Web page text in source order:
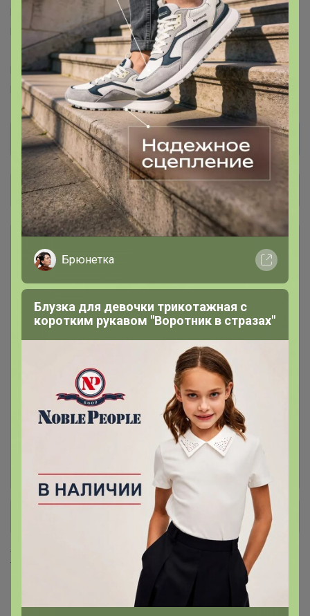
Общий каталог
Скидки 78
Часы интерьерные
Детские часы
+ Ещё 46 каталогов
Luminarc™ ONLITOP™
YUGANA™
PROGRESS™
Sangh Micio™ ZABIAKA™
TEXTURA™
ZAIN™
PUMA™ Adidas™ Centrum™ L-CRAFT™
Masta™
FABRETTI™ Leo Ventoni™
Puzzle™
Puzzle Time™
Collorista™
Хиты продаж
Брюнетка
Блузка для девочки трикотажная с
коротким рукавом "Воротник в стразах"